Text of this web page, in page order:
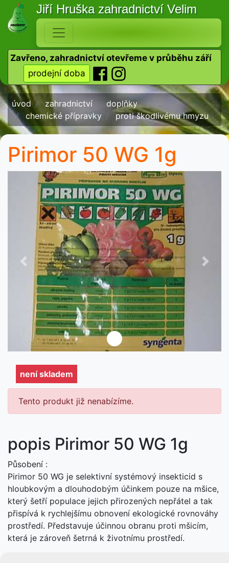
Jiří Hruška zahradnictví Velim
Zavřeno, zahradnictví otevřeme v průběhu září
prodejní doba
úvod zahradnictví
doplňky
chemické přípravky
proti škodlivému hmyzu
Pirimor 50 WG 1g
Předchozí Další
není skladem
Tento produkt již nenabízíme.
popis Pirimor 50 WG 1g
Působení :
Pirimor 50 WG je selektivní systémový insekticid s
hloubkovým a dlouhodobým účinkem pouze na mšice,
který šetří populace jejich přirozených nepřátel a tak
přispívá k rychlejšímu obnovení ekologické rovnováhy
prostředí. Představuje účinnou obranu proti mšicím,
která je zároveň šetrná k životnímu prostředí.